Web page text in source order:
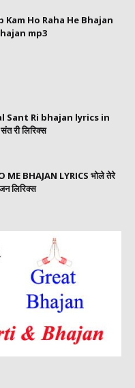
Kam Ho Raha He Bhajan
mp3
Sant Ri bhajan lyrics in
री लिरिक्स
ME BHAJAN LYRICS भोले तेरे
लिरिक्स